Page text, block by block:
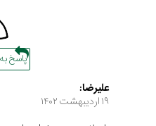
پاسخ
علیرضا:
۱۹ ارديبهشت ۱۴۰۲